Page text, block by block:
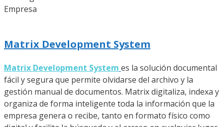
Empresa
Matrix Development System
Matrix Development System es la solución documental
fácil y segura que permite olvidarse del archivo y la
gestión manual de documentos. Matrix digitaliza, indexa y
organiza de forma inteligente toda la información que la
empresa genera o recibe, tanto en formato físico como